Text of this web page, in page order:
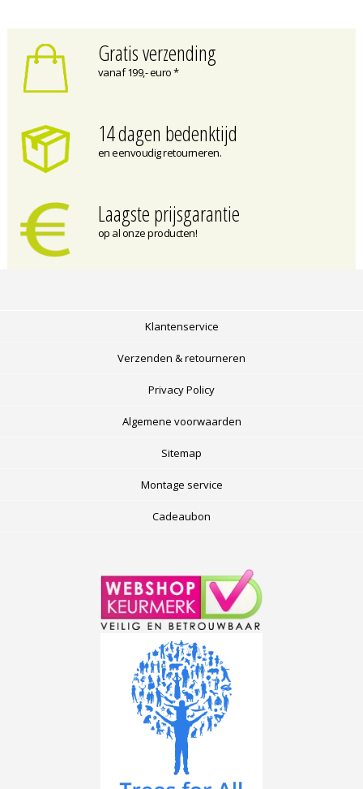
Gratis verzending
vanaf 199,- euro *
14 dagen bedenktijd
en eenvoudig retourneren.
Laagste prijsgarantie
op al onze producten!
Klantenservice
Verzenden & retourneren
Privacy Policy
Algemene voorwaarden
Sitemap
Montage service
Cadeaubon